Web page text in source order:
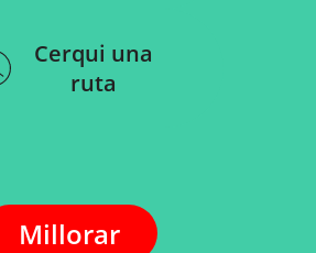
Cerqui una
ruta
Millorar